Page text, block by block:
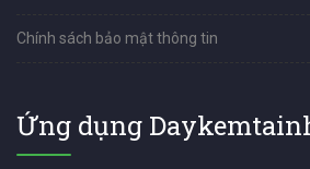
Chính sách bảo mật thông tin
Ứng dụng